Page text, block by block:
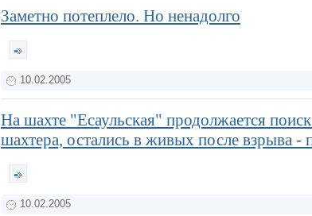
Заметно потеплело. Но ненадолго
10.02.2005
На шахте "Есаульская" продолжается
шахтера, остались в живых после взрыва -
10.02.2005